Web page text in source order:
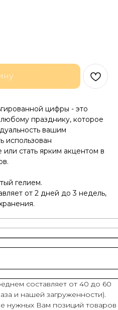
цифры - это
празднику, которое
вашим
использован
или стать ярким акцентом в
гелием.
от 2 дней до 3 недель,
составляет от 40 до 60
и нашей загруженности).
нужных Вам позиций товаров